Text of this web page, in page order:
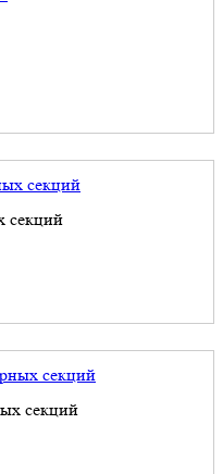
секций
секций